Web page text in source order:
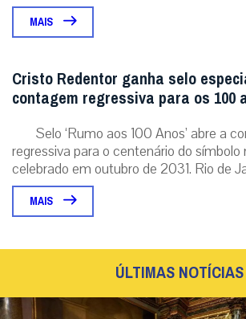
MAIS
Cristo Redentor ganha selo
contagem regressiva para os 100
Selo ‘Rumo aos 100 Anos’ abre a
regressiva para o centenário do símbolo
celebrado em outubro de 2031. Rio de
MAIS
ÚLTIMAS NOTÍCIAS